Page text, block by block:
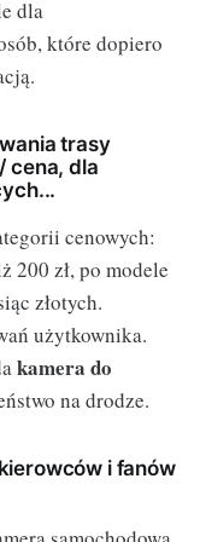
dla
które dopiero
trasy
cena, dla
cenowych:
200 zł, po modele
złotych.
użytkownika.
kamera do
na drodze.
i fanów